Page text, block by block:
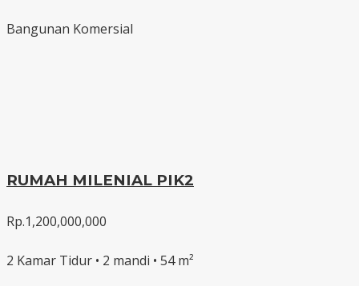
Bangunan Komersial
RUMAH MILENIAL PIK2
Rp.1,200,000,000
2 Kamar Tidur • 2 mandi • 54 m²